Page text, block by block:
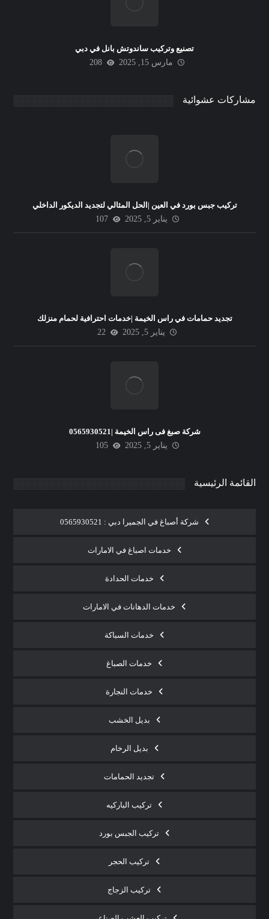
تصنيع وتركيب ساندوتش بانل في دبي
مارس 15, 2025
208
مشاركات عشوائية
تركيب جبس بورد في العين |الحل المثالي لتجديد الديكور الداخلي
يناير 5, 2025
107
تجديد حمامات في راس الخيمة |خدمات احترافية لحمام منزلك
يناير 5, 2025
22
شركة صبغ فى راس الخيمة |0565930521
يناير 5, 2025
105
القائمة الرئيسية
شركة أصباغ في الجميرا دبي : 0565930521
خدمات اصباغ في الامارات
خدمات الحدادة
خدمات الدهانات في الامارات
خدمات السباكة
خدمات الصباغ
خدمات النجارة
بديل الخشب
بديل الرخام
تجديد الحمامات
تركيب الباركيه
تركيب الجبس بورد
تركيب الحجر
تركيب الزجاج